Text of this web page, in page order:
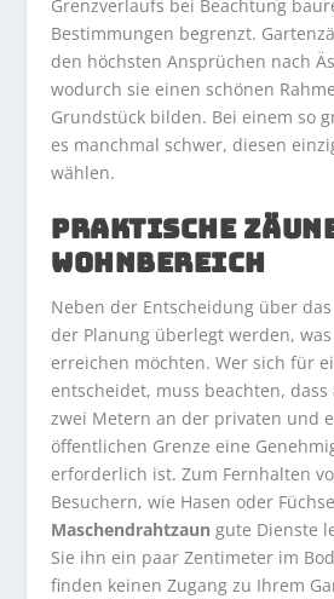
Grenzverlaufs bei Beachtung
Bestimmungen begrenzt.
den höchsten Ansprüchen nach
wodurch sie einen schönen
Grundstück bilden. Bei einem so
es manchmal schwer, diesen
wählen.
PRAKTISCHE
WOHNBEREICH
Neben der Entscheidung über
der Planung überlegt werden,
erreichen möchten. Wer sich für
entscheidet, muss beachten,
zwei Metern an der privaten und
öffentlichen Grenze eine
erforderlich ist. Zum Fernhalten
Besuchern, wie Hasen oder
Maschendrahtzaun gute Dienste
Sie ihn ein paar Zentimeter im
finden keinen Zugang zu Ihrem